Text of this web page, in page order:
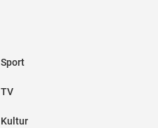
Sport
TV
Kultur